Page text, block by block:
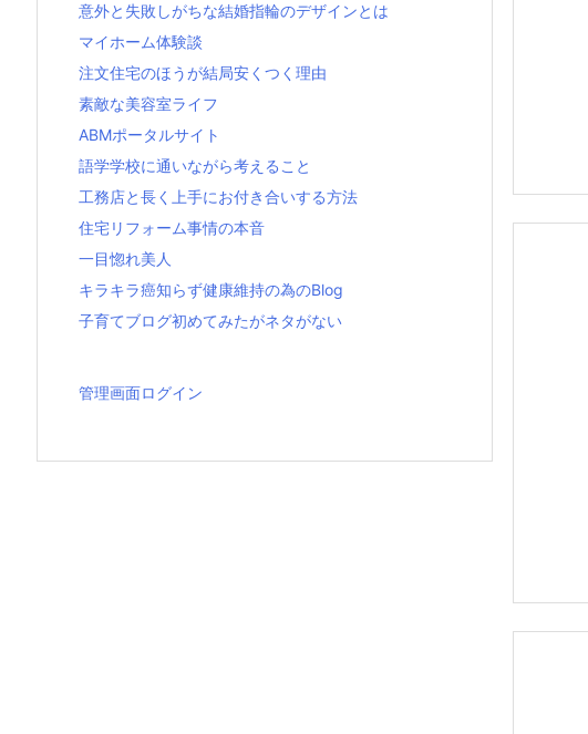
意外と失敗しがちな結婚指輪のデザインとは
マイホーム体験談
注文住宅のほうが結局安くつく理由
素敵な美容室ライフ
ABMポータルサイト
語学学校に通いながら考えること
工務店と長く上手にお付き合いする方法
住宅リフォーム事情の本音
一目惚れ美人
キラキラ癌知らず健康維持の為のBlog
子育てブログ初めてみたがネタがない
管理画面ログイン